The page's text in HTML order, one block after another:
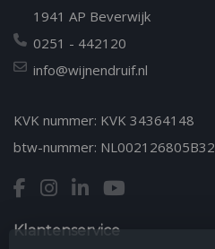
1941 AP Beverwijk
0251 - 442120
info@wijnendruif.nl
KVK nummer: KVK 34364148
btw-nummer: NL002126805B32
Klantenservice